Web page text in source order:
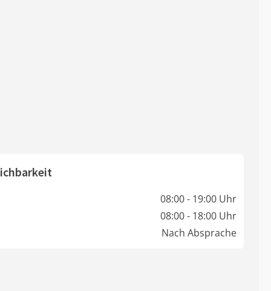
08:00 - 19:00 Uhr
08:00 - 18:00 Uhr
Nach Absprache